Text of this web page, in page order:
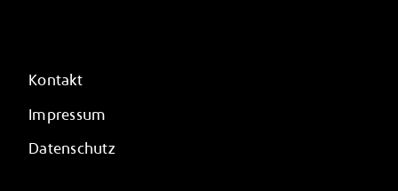
Kontakt
Impressum
Datenschutz